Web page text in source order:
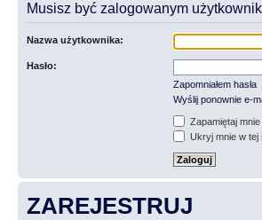
Musisz być zalogowanym
Nazwa użytkownika:
Hasło:
Zapomniałem hasła
Wyślij ponownie e-
Zapamiętaj mnie
Ukryj mnie w tej
ZAREJESTRUJ